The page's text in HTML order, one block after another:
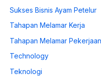
Sukses Bisnis Ayam Petelur
Tahapan Melamar Kerja
Tahapan Melamar Pekerjaan
Technology
Teknologi